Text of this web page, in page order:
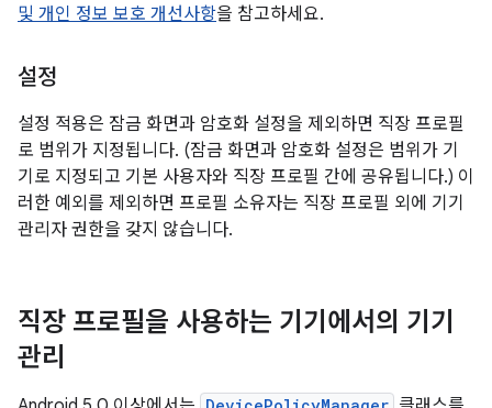
및 개인 정보 보호 개선사항을 참고하세요.
설정
설정 적용은 잠금 화면과 암호화 설정을 제외하면 직장 프로필
로 범위가 지정됩니다. (잠금 화면과 암호화 설정은 범위가 기
기로 지정되고 기본 사용자와 직장 프로필 간에 공유됩니다.) 이
러한 예외를 제외하면 프로필 소유자는 직장 프로필 외에 기기
관리자 권한을 갖지 않습니다.
직장 프로필을 사용하는 기기에서의 기기
관리